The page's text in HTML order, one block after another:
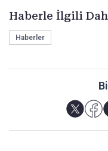
Haberle İlgili
Haberler